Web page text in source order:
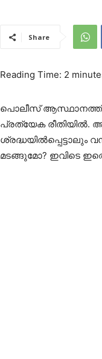
Share
Reading Time: 2
പൊലീസ് ആസ്ഥാനത്ത്
പ്രത്യേക രീതിയില്‍.
ശ്രദ്ധയില്‍പ്പെട്ടാലും
മടങ്ങുമോ? ഇവിടെ